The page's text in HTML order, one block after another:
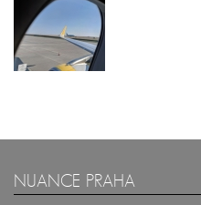
NUANCE PRAHA